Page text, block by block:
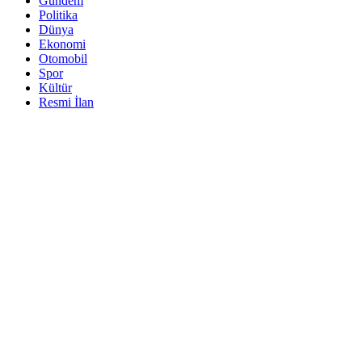
Politika
Dünya
Ekonomi
Otomobil
Spor
Kültür
Resmi İlan